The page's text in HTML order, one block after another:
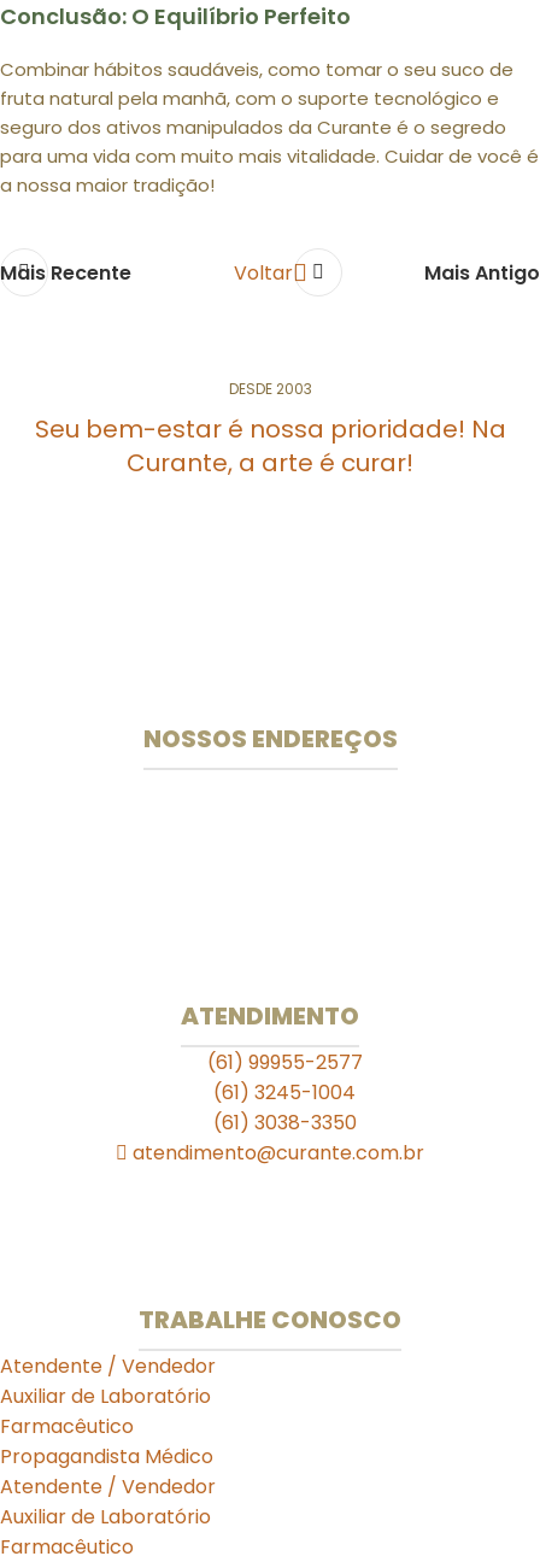
Conclusão: O Equilíbrio Perfeito
Combinar hábitos saudáveis, como tomar o seu suco de
fruta natural pela manhã, com o suporte tecnológico e
seguro dos ativos manipulados da Curante é o segredo
para uma vida com muito mais vitalidade. Cuidar de você é
a nossa maior tradição!
Mais Recente Voltar Mais Antigo
DESDE 2003
Seu bem-estar é nossa prioridade! Na
Curante, a arte é curar!
NOSSOS ENDEREÇOS
ATENDIMENTO
(61) 99955-2577
(61) 3245-1004
(61) 3038-3350
atendimento@curante.com.br
TRABALHE CONOSCO
Atendente / Vendedor
Auxiliar de Laboratório
Farmacêutico
Propagandista Médico
Atendente / Vendedor
Auxiliar de Laboratório
Farmacêutico